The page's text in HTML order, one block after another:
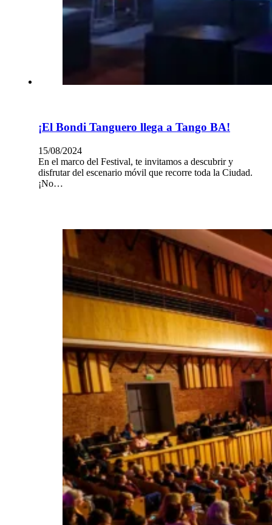
¡El Bondi Tanguero llega a Tango BA!
15/08/2024
En el marco del Festival, te invitamos a descubrir y
disfrutar del escenario móvil que recorre toda la Ciudad.
¡No…